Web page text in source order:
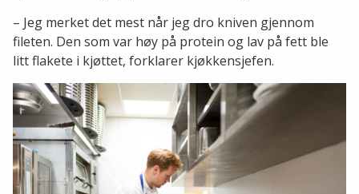
– Jeg merket det mest når jeg dro kniven gjennom
fileten. Den som var høy på protein og lav på fett ble
litt flakete i kjøttet, forklarer kjøkkensjefen.